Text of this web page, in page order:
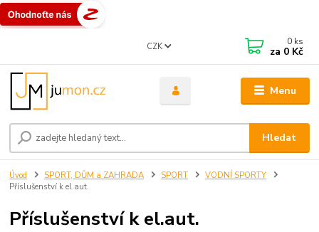
Menu
CZK
Hledat
0 ks
za 0 Kč
Úvod SPORT, DŮM a ZAHRADA SPORT
VODNÍ SPORTY
Příslušenství k el.aut.
Příslušenství k el.aut.